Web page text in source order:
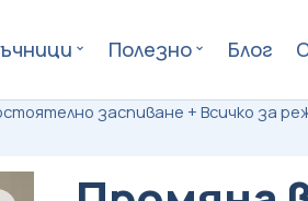
Полезно Блог
заспиване + Всичко за